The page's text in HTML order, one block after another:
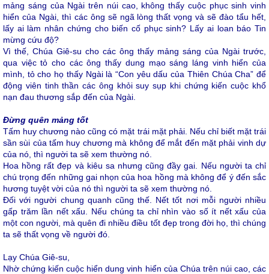
mảng sáng của Ngài trên núi cao, không thấy cuộc phục sinh vinh
hiển của Ngài, thì các ông sẽ ngã lòng thất vọng và sẽ đào tẩu hết,
lấy ai làm nhân chứng cho biến cố phục sinh? Lấy ai loan báo Tin
mừng cứu độ?
Vì thế, Chúa Giê-su cho các ông thấy mảng sáng của Ngài trước,
qua việc tỏ cho các ông thấy dung mạo sáng láng vinh hiển của
mình, tỏ cho họ thấy Ngài là “Con yêu dấu của Thiên Chúa Cha” để
động viên tinh thần các ông khỏi suy sụp khi chứng kiến cuộc khổ
nạn đau thương sắp đến của Ngài.
Đừng quên mảng tốt
Tấm huy chương nào cũng có mặt trái mặt phải. Nếu chỉ biết mặt trái
sần sùi của tấm huy chương mà không để mắt đến mặt phải vinh dự
của nó, thì người ta sẽ xem thường nó.
Hoa hồng rất đẹp và kiêu sa nhưng cũng đầy gai. Nếu người ta chỉ
chú trọng đến những gai nhọn của hoa hồng mà không để ý đến sắc
hương tuyệt vời của nó thì người ta sẽ xem thường nó.
Đối với người chung quanh cũng thế. Nết tốt nơi mỗi người nhiều
gấp trăm lần nết xấu. Nếu chúng ta chỉ nhìn vào số ít nết xấu của
một con người, mà quên đi nhiều điều tốt đẹp trong đời họ, thì chúng
ta sẽ thất vọng về người đó.
Lạy Chúa Giê-su,
Nhờ chứng kiến cuộc hiển dung vinh hiển của Chúa trên núi cao, các